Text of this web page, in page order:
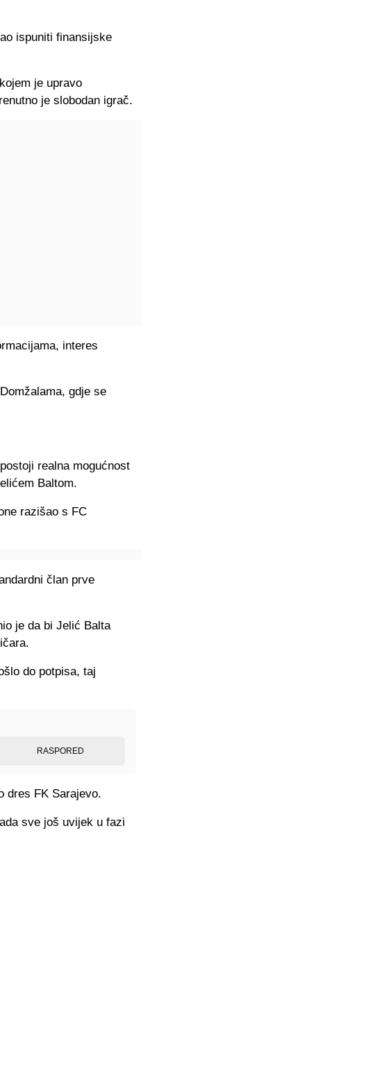
ispuniti finansijske
je upravo
je slobodan igrač.
interes
gdje se
realna mogućnost
Baltom.
razišao s FC
član prve
je da bi Jelić Balta
do potpisa, taj
RASPORED
dres FK Sarajevo.
sve još uvijek u fazi